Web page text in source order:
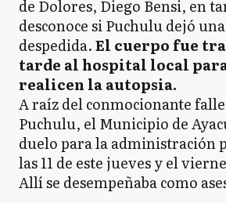
de Dolores, Diego Bensi, en
desconoce si Puchulu dejó
despedida.El cuerpo fue
tarde al hospital local
realicen la autopsia.
A raíz del conmocionante
Puchulu, el Municipio de
duelo para la administración
las 11 de este jueves y el
Allí se desempeñaba como